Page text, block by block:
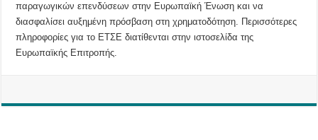
παραγωγικών επενδύσεων στην Ευρωπαϊκή Ένωση και να
διασφαλίσει αυξημένη πρόσβαση στη χρηματοδότηση. Περισσότερες
πληροφορίες για το ΕΤΣΕ διατίθενται στην ιστοσελίδα της
Ευρωπαϊκής Επιτροπής.